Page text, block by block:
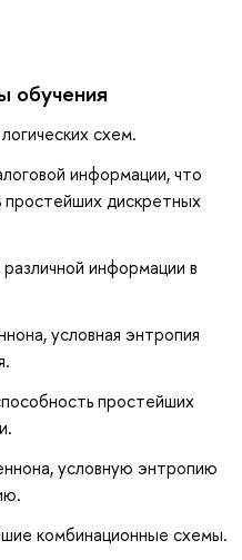
обучения
схем.
информации, что
простейших дискретных
информации в
условная энтропия
простейших
условную энтропию
комбинационные схемы.